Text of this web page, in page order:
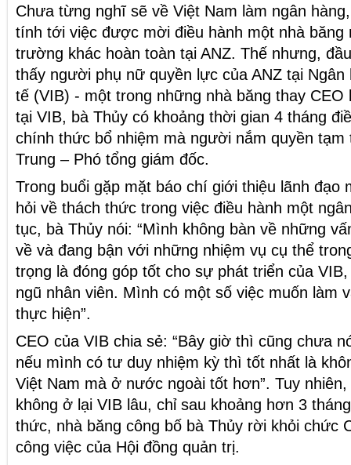
Chưa từng nghĩ sẽ về Việt Nam làm ngân
tính tới việc được mời điều hành một nhà băng
trường khác hoàn toàn tại ANZ. Thế nhưng,
thấy người phụ nữ quyền lực của ANZ tại Ngân
tế (VIB) - một trong những nhà băng thay CEO
tại VIB, bà Thủy có khoảng thời gian 4 tháng
chính thức bổ nhiệm mà người nắm quyền tạm
Trung – Phó tổng giám đốc.
Trong buổi gặp mặt báo chí giới thiệu lãnh đạo
hỏi về thách thức trong việc điều hành một
tục, bà Thủy nói: “Mình không bàn về những
về và đang bận với những nhiệm vụ cụ thể
trọng là đóng góp tốt cho sự phát triển của
ngũ nhân viên. Mình có một số việc muốn làm
thực hiện”.
CEO của VIB chia sẻ: “Bây giờ thì cũng chưa
nếu mình có tư duy nhiệm kỳ thì tốt nhất là
Việt Nam mà ở nước ngoài tốt hơn”. Tuy
không ở lại VIB lâu, chỉ sau khoảng hơn 3
thức, nhà băng công bố bà Thủy rời khỏi chức
công việc của Hội đồng quản trị.